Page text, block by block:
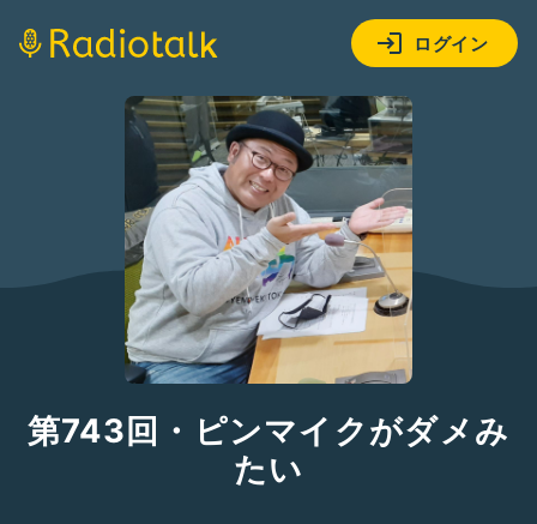
ログイン
第743回・ピンマイクがダメみ
たい